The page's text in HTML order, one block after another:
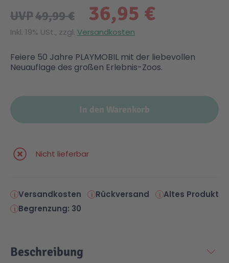
36,95 €
UVP49,99 €
Inkl. 19% USt., zzgl. Versandkosten
Feiere 50 Jahre PLAYMOBIL mit der liebevollen
Neuauflage des großen Erlebnis-Zoos.
In den Warenkorb
Nicht lieferbar
Versandkosten Rückversand
Altes Produkt
Begrenzung: 30
Beschreibung